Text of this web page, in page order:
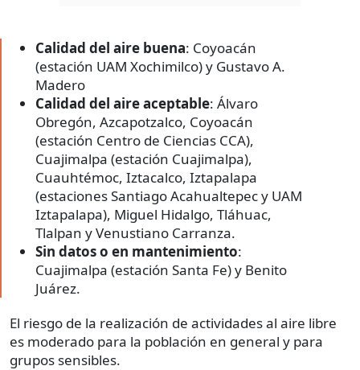
Calidad del aire buena: Coyoacán
(estación UAM Xochimilco) y Gustavo A.
Madero
Calidad del aire aceptable: Álvaro
Obregón, Azcapotzalco, Coyoacán
(estación Centro de Ciencias CCA),
Cuajimalpa (estación Cuajimalpa),
Cuauhtémoc, Iztacalco, Iztapalapa
(estaciones Santiago Acahualtepec y UAM
Iztapalapa), Miguel Hidalgo, Tláhuac,
Tlalpan y Venustiano Carranza.
Sin datos o en mantenimiento:
Cuajimalpa (estación Santa Fe) y Benito
Juárez.
El riesgo de la realización de actividades al aire libre
es moderado para la población en general y para
grupos sensibles.